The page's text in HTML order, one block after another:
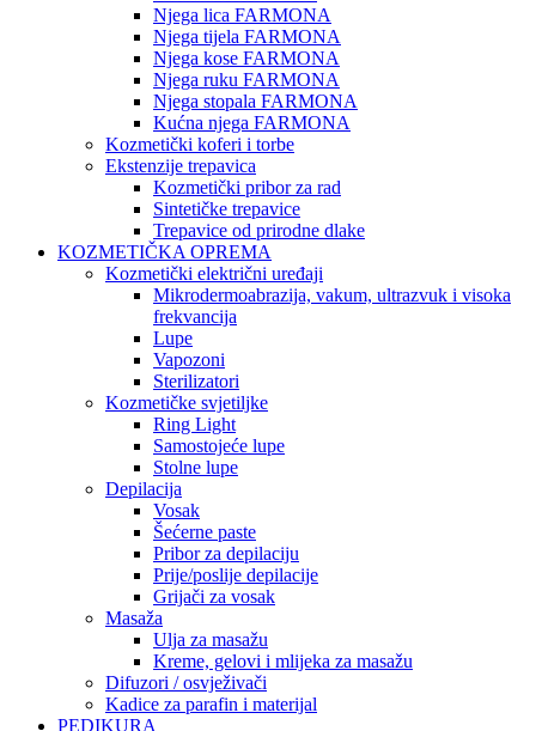
Njega lica FARMONA
Njega tijela FARMONA
Njega kose FARMONA
Njega ruku FARMONA
Njega stopala FARMONA
Kućna njega FARMONA
Kozmetički koferi i torbe
Ekstenzije trepavica
Kozmetički pribor za rad
Sintetičke trepavice
Trepavice od prirodne dlake
KOZMETIČKA OPREMA
Kozmetički električni uređaji
Mikrodermoabrazija, vakum, ultrazvuk i visoka
frekvancija
Lupe
Vapozoni
Sterilizatori
Kozmetičke svjetiljke
Ring Light
Samostojeće lupe
Stolne lupe
Depilacija
Vosak
Šećerne paste
Pribor za depilaciju
Prije/poslije depilacije
Grijači za vosak
Masaža
Ulja za masažu
Kreme, gelovi i mlijeka za masažu
Difuzori / osvježivači
Kadice za parafin i materijal
PEDIKURA